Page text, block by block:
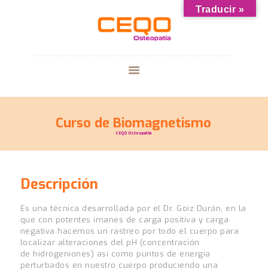
CENTRO CEQO
GALERIA
¿HABLAMOS?
BLOG
Curso de Biomagnetismo
CEQO Osteopatía
Descripción
Es una técnica desarrollada por el Dr. Goiz Durán, en la
que con potentes imanes de carga positiva y carga
negativa hacemos un rastreo por todo el cuerpo para
localizar alteraciones del pH (concentración
de hidrógeniones) así como puntos de energía
perturbados en nuestro cuerpo produciendo una
Traducir »